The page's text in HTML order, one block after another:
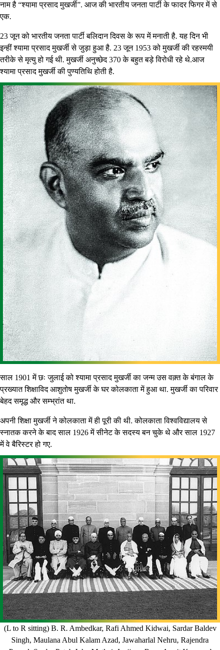
नाम है “श्यामा प्रसाद मुखर्जी”. आज की भारतीय जनता पार्टी के फादर फिगर में से
एक.
23 जून को भारतीय जनता पार्टी बलिदान दिवस के रूप में मनाती है. यह दिन भी
इन्हीं श्यामा प्रसाद मुखर्जी से जुड़ा हुआ है. 23 जून 1953 को मुखर्जी की रहस्मयी
तरीके से मृत्यु हो गई थी. मुखर्जी अनुच्छेद 370 के बहुत बड़े विरोधी रहे थे.आज
श्यामा प्रसाद मुखर्जी की पुण्यतिथि होती है.
साल 1901 में छः जुलाई को श्यामा प्रसाद मुखर्जी का जन्म उस वक़्त के बंगाल के
प्रख्यात शिक्षाविद आशुतोष मुखर्जी के घर कोलकाता में हुआ था. मुखर्जी का परिवार
बेहद समृद्ध और सम्भ्रांत था.
अपनी शिक्षा मुखर्जी ने कोलकाता में ही पूरी की थी. कोलकाता विश्वविद्यालय से
स्नातक करने के बाद साल 1926 में सीनेट के सदस्य बन चुके थे और साल 1927
में वे बैरिस्टर हो गए.
(L to R sitting) B. R. Ambedkar, Rafi Ahmed Kidwai, Sardar Baldev
Singh, Maulana Abul Kalam Azad, Jawaharlal Nehru, Rajendra